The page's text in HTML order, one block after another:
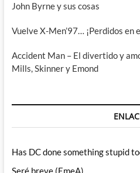
John Byrne y sus cosas
Vuelve X-Men’97… ¡Perdidos en
Accident Man – El divertido y
Mills, Skinner y Emond
Has DC done something stupid
Seré breve (EmeA)